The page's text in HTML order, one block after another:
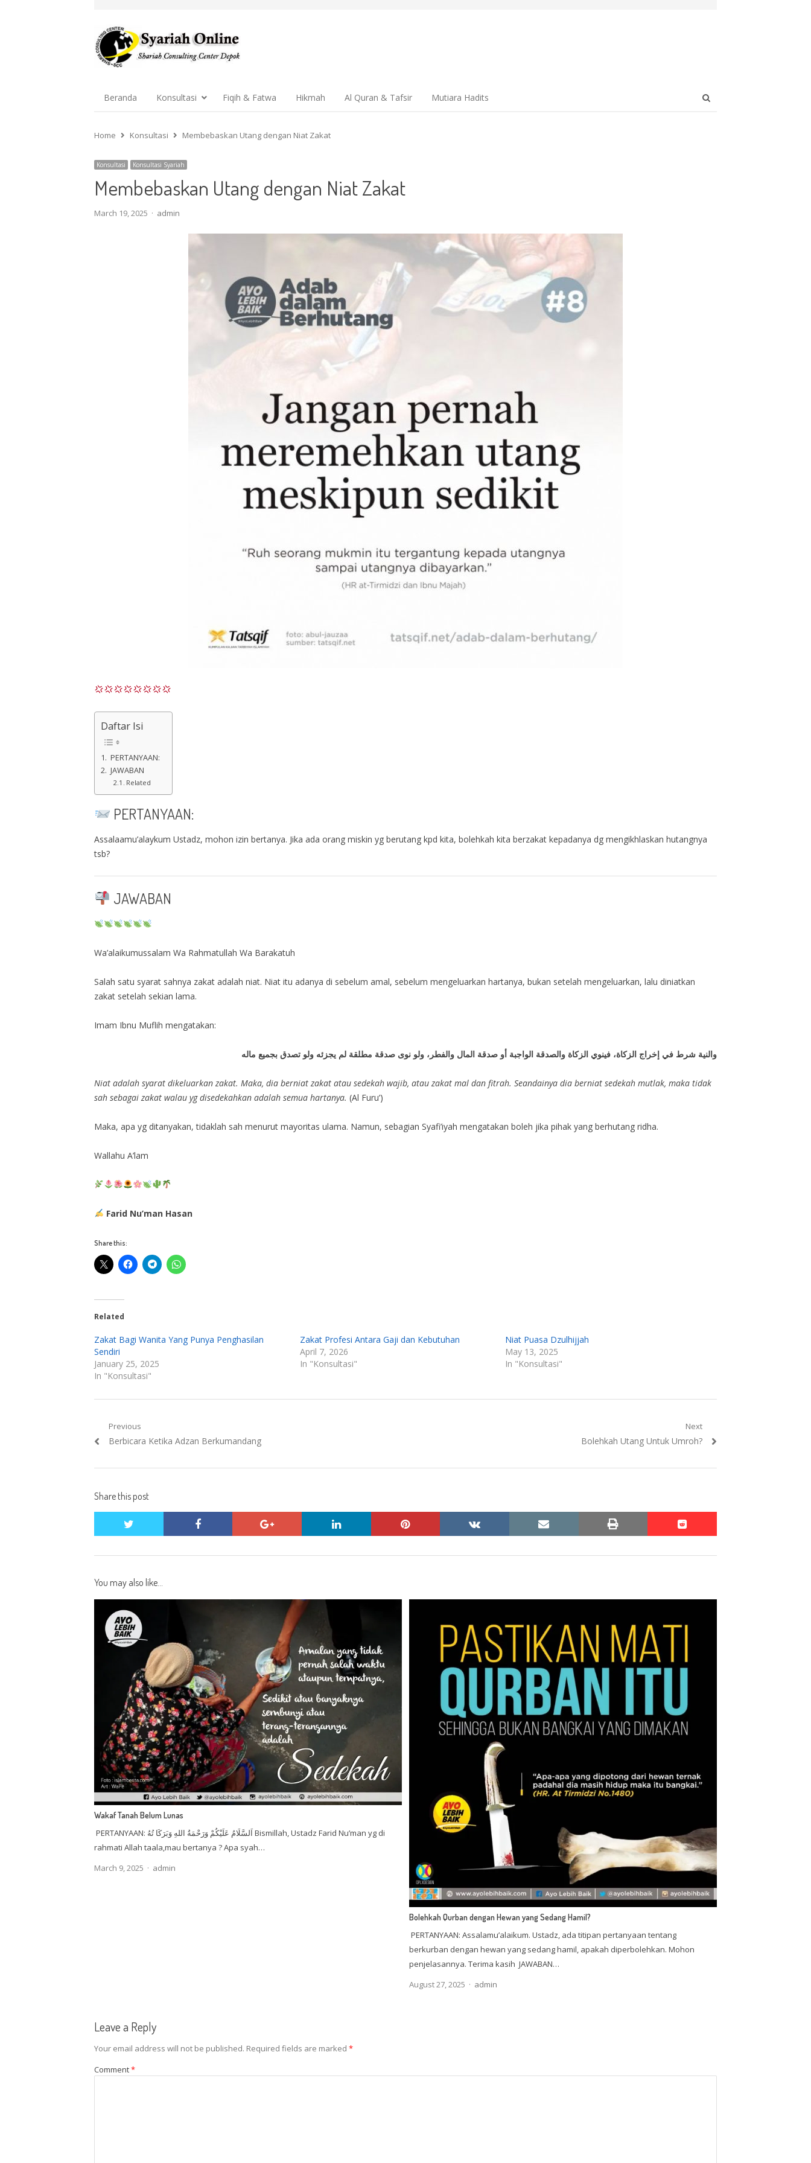
Beranda Konsultasi Fiqih & Fatwa Hikmah Al Quran & Tafsir Mutiara Hadits
Home
Konsultasi Membebaskan Utang dengan Niat Zakat
Konsultasi Konsultasi Syariah
Membebaskan Utang dengan Niat Zakat
March 19, 2025 Author
admin
Daftar Isi
PERTANYAAN:
JAWABAN
Related
PERTANYAAN:
Assalaamu’alaykum Ustadz, mohon izin bertanya. Jika ada orang miskin yg berutang kpd kita, bolehkah kita berzakat kepadanya dg mengikhlaskan hutangnya
tsb?
JAWABAN
Wa’alaikumussalam Wa Rahmatullah Wa Barakatuh
Salah satu syarat sahnya zakat adalah niat. Niat itu adanya di sebelum amal, sebelum mengeluarkan hartanya, bukan setelah mengeluarkan, lalu diniatkan
zakat setelah sekian lama.
Imam Ibnu Muflih mengatakan:
والنية شرط في إخراج الزكاة، فينوي الزكاة والصدقة الواجبة أو صدقة المال والفطر، ولو نوى صدقة مطلقة لم يجزئه ولو تصدق بجميع ماله
Niat adalah syarat dikeluarkan zakat. Maka, dia berniat zakat atau sedekah wajib, atau zakat mal dan fitrah. Seandainya dia berniat sedekah mutlak, maka tidak
sah sebagai zakat walau yg disedekahkan adalah semua hartanya. (Al Furu’)
Maka, apa yg ditanyakan, tidaklah sah menurut mayoritas ulama. Namun, sebagian Syafi’iyah mengatakan boleh jika pihak yang berhutang ridha.
Wallahu A’lam
Farid Nu’man Hasan
Share this:
Related
Zakat Bagi Wanita Yang Punya Penghasilan
Sendiri
January 25, 2025
In "Konsultasi"
Zakat Profesi Antara Gaji dan Kebutuhan
April 7, 2026
In "Konsultasi"
Niat Puasa Dzulhijjah
May 13, 2025
In "Konsultasi"
Post
navigation
Previous
Previous
Berbicara Ketika Adzan Berkumandang
Next
Next
Bolehkah Utang Untuk Umroh?
Share this post
twitter facebook google+ linkedin pinterest vkontakte email print reddit
reddit
You may also like...
Wakaf Tanah Belum Lunas
PERTANYAAN: اَلسَّلَامُ عَلَيْكُمْ وَرَحْمَةُ اللهِ وَبَرَكَا تُهُ Bismillah, Ustadz Farid Nu’man yg di
rahmati Allah taala,mau bertanya ? Apa syah…
March 9, 2025
Author
admin
Bolehkah Qurban dengan Hewan yang Sedang Hamil?
PERTANYAAN: Assalamu’alaikum. Ustadz, ada titipan pertanyaan tentang
berkurban dengan hewan yang sedang hamil, apakah diperbolehkan. Mohon
penjelasannya. Terima kasih JAWABAN…
August 27, 2025
Author
admin
Leave a Reply
Your email address will not be published. Required fields are marked *
Comment*